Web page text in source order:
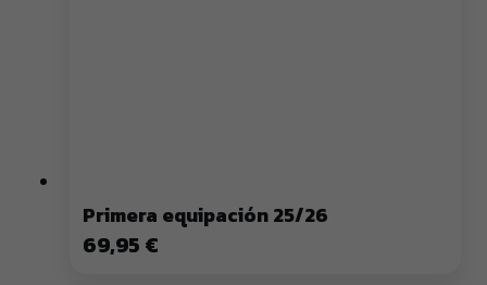
Primera equipación 25/26
69,95 €